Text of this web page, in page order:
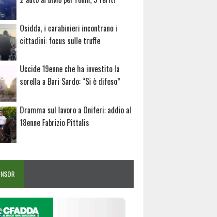
Osidda, i carabinieri incontrano i
cittadini: focus sulle truffe
Uccide 19enne che ha investito la
sorella a Bari Sardo: “Si è difeso”
Dramma sul lavoro a Oniferi: addio al
18enne Fabrizio Pittalis